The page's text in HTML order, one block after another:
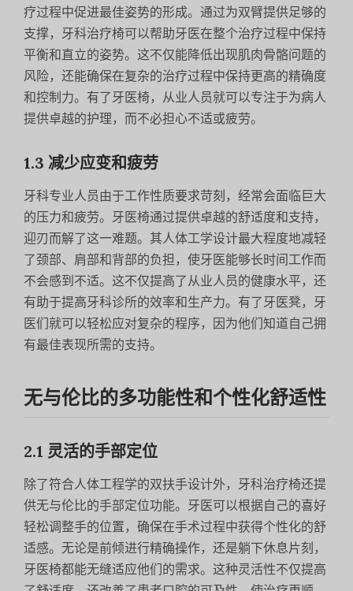
疗过程中促进最佳姿势的形成。通过为双臂提供足够的
支撑，牙科治疗椅可以帮助牙医在整个治疗过程中保持
平衡和直立的姿势。这不仅能降低出现肌肉骨骼问题的
风险，还能确保在复杂的治疗过程中保持更高的精确度
和控制力。有了牙医椅，从业人员就可以专注于为病人
提供卓越的护理，而不必担心不适或疲劳。
1.3 减少应变和疲劳
牙科专业人员由于工作性质要求苛刻，经常会面临巨大
的压力和疲劳。牙医椅通过提供卓越的舒适度和支持，
迎刃而解了这一难题。其人体工学设计最大程度地减轻
了颈部、肩部和背部的负担，使牙医能够长时间工作而
不会感到不适。这不仅提高了从业人员的健康水平，还
有助于提高牙科诊所的效率和生产力。有了牙医凳，牙
医们就可以轻松应对复杂的程序，因为他们知道自己拥
有最佳表现所需的支持。
无与伦比的多功能性和个性化舒适性
2.1 灵活的手部定位
除了符合人体工程学的双扶手设计外，牙科治疗椅还提
供无与伦比的手部定位功能。牙医可以根据自己的喜好
轻松调整手的位置，确保在手术过程中获得个性化的舒
适感。无论是前倾进行精确操作，还是躺下休息片刻，
牙医椅都能无缝适应他们的需求。这种灵活性不仅提高